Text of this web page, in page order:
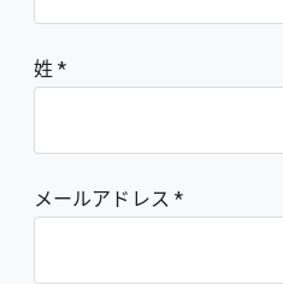
姓
メールアドレス